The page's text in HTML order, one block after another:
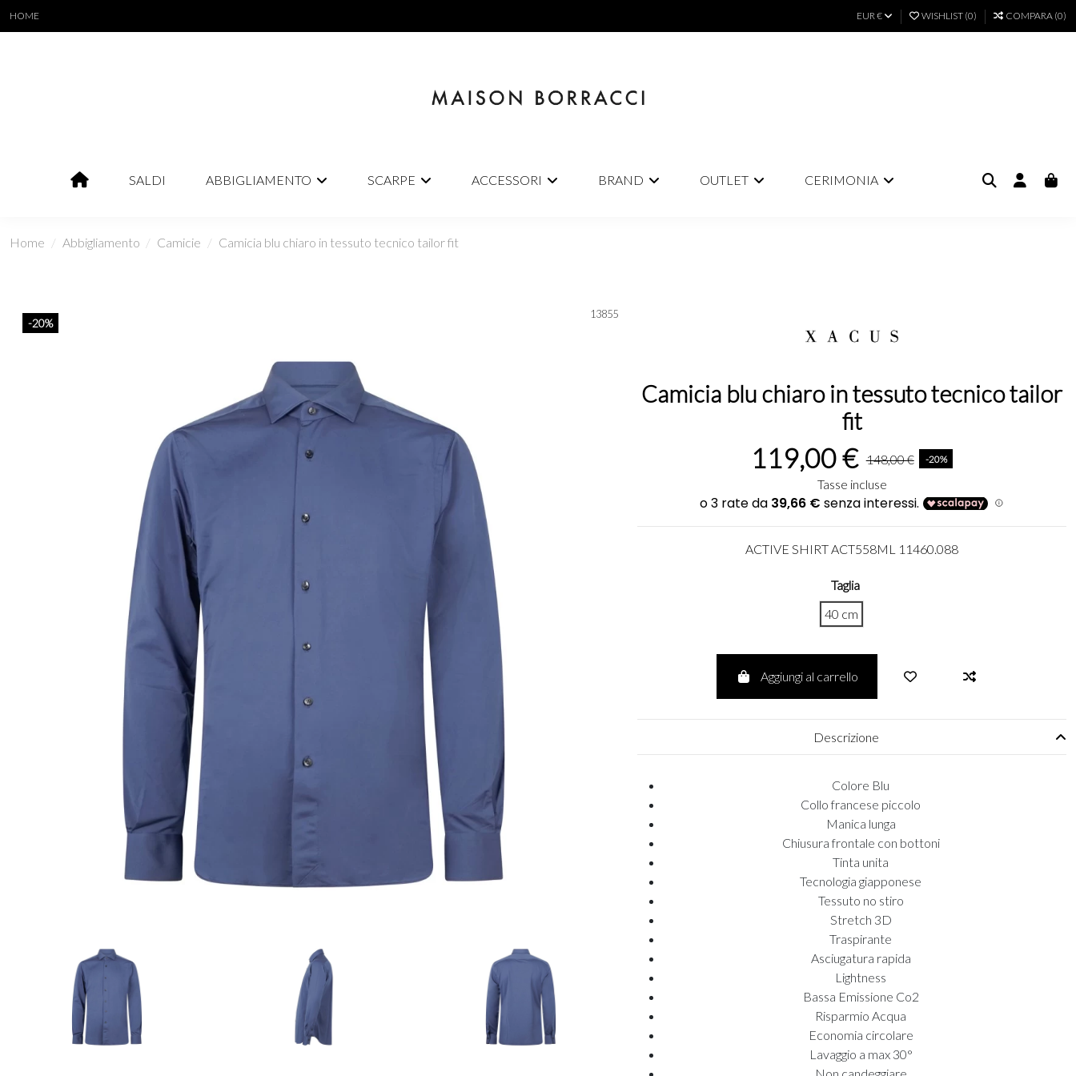
HOME EUR € WISHLIST (0) COMPARA (0)
SALDI ABBIGLIAMENTO SCARPE ACCESSORI BRAND OUTLET CERIMONIA
Home Abbigliamento Camicie Camicia blu chiaro in tessuto tecnico tailor fit
-20%
13855
Camicia blu chiaro in tessuto tecnico tailor
fit
119,00 € 148,00 € -20%
Tasse incluse
ACTIVE SHIRT ACT558ML 11460.088
Taglia
40 cm
Aggiungi al carrello
Descrizione
Colore Blu
Collo francese piccolo
Manica lunga
Chiusura frontale con bottoni
Tinta unita
Tecnologia giapponese
Tessuto no stiro
Stretch 3D
Traspirante
Asciugatura rapida
Lightness
Bassa Emissione Co2
Risparmio Acqua
Economia circolare
Lavaggio a max 30°